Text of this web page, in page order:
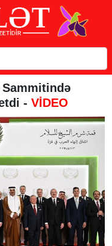
Sammitində
- VİDEO